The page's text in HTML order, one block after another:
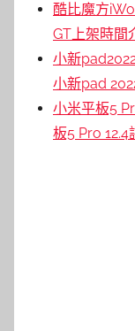
酷比魔方
GT上架時間
小新
小新pad
小米平板5
板5 Pro 12.4